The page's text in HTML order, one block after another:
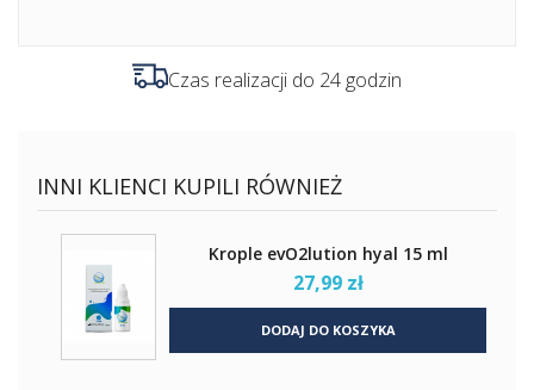
Czas realizacji do 24 godzin
INNI KLIENCI KUPILI RÓWNIEŻ
Krople evO2lution hyal 15 ml
27,99 zł
DODAJ DO KOSZYKA